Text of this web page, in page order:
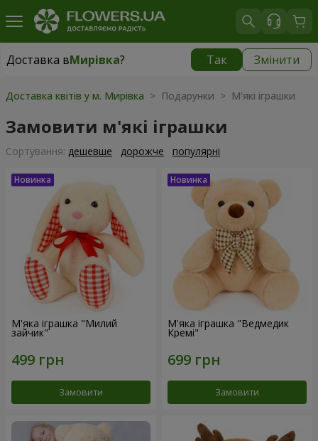
Доставка вМирівка? Так Змінити
Доставка вМирівка|
Доставка квітів у м. Мирівка > Подарунки > М'які іграшки
Замовити м'які іграшки
Сортування: дешевше дорожче популярні
М'яка іграшка "Милий
зайчик"
Замовити
М'яка іграшка "Ведмедик
Кремі"
Замовити